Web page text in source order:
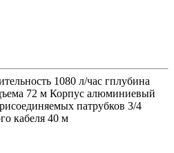
1080 л/час гплубина
72 м Корпус алюминиевый
патрубков 3/4
кабеля 40 м